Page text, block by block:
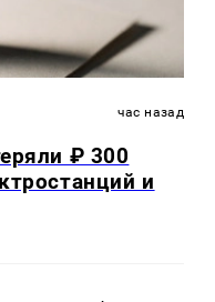
час назад
₽ 300
и